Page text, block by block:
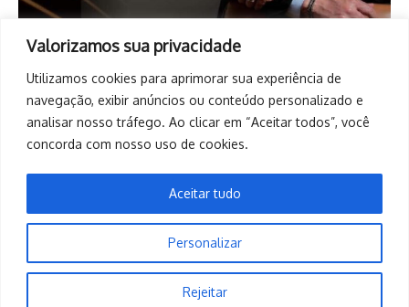
Valorizamos sua privacidade
Utilizamos cookies para aprimorar sua experiência de
navegação, exibir anúncios ou conteúdo personalizado e
analisar nosso tráfego. Ao clicar em “Aceitar todos”, você
concorda com nosso uso de cookies.
Personalizar
Rejeitar
Aceitar tudo
Copyright © 2026. Todos os direitos reservados. | Desenvolvido
Revista de Notícias X